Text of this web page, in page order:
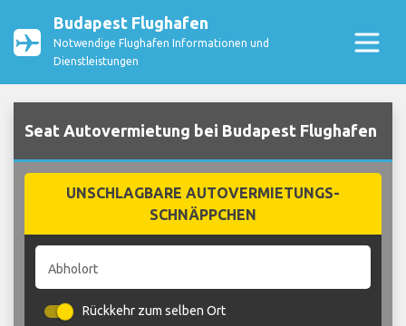
Budapest Flughafen
Notwendige Flughafen Informationen und
Dienstleistungen
Seat Autovermietung bei Budapest Flughafen
UNSCHLAGBARE AUTOVERMIETUNGS-
SCHNÄPPCHEN
Abholort
Rückkehr zum selben Ort